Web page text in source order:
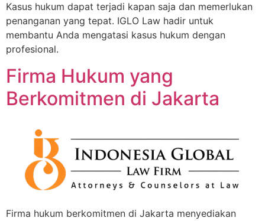
Kasus hukum dapat terjadi kapan saja dan memerlukan
penanganan yang tepat. IGLO Law hadir untuk
membantu Anda mengatasi kasus hukum dengan
profesional.
Firma Hukum yang
Berkomitmen di Jakarta
Firma hukum berkomitmen di Jakarta menyediakan